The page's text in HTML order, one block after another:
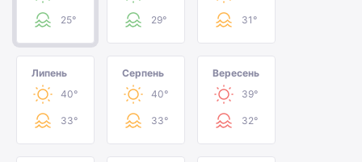
25° 29° 31°
Липень
40°
33°
Серпень
40°
33°
Вересень
39°
32°